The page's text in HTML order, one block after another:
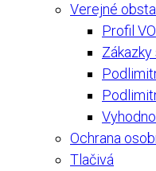
Verejné
Profil VO
Ochrana
Tlačivá